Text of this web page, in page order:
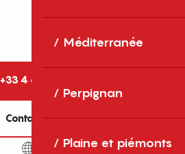
Méditerranée
Perpignan
Plaine et piémonts
+33 4 68 84 13
Contactez-nous